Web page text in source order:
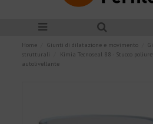
Home Giunti di dilatazione e movimento
strutturali
Kimia Tecnoseal 88 - Stucco
autolivellante